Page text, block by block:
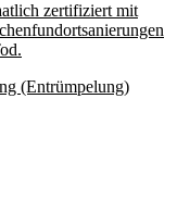
zertifiziert mit
(Entrümpelung)